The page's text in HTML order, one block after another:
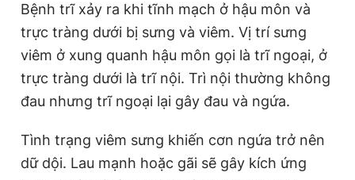
Bệnh trĩ xảy ra khi tĩnh mạch ở hậu môn và
trực tràng dưới bị sưng và viêm. Vị trí sưng
viêm ở xung quanh hậu môn gọi là trĩ ngoại, ở
trực tràng dưới là trĩ nội. Trì nội thường không
đau nhưng trĩ ngoại lại gây đau và ngứa.
Tình trạng viêm sưng khiến cơn ngứa trở nên
dữ dội. Lau mạnh hoặc gãi sẽ gây kích ứng